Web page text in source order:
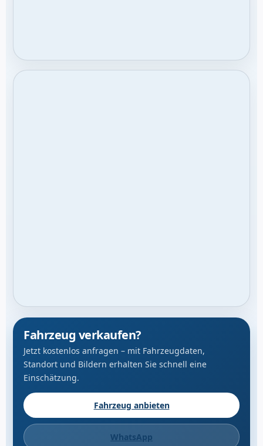
Fahrzeug verkaufen?
Jetzt kostenlos anfragen – mit Fahrzeugdaten,
Standort und Bildern erhalten Sie schnell eine
Einschätzung.
Fahrzeug anbieten
WhatsApp